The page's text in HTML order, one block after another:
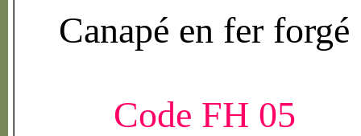
Canapé en fer forgé
Code FH 05